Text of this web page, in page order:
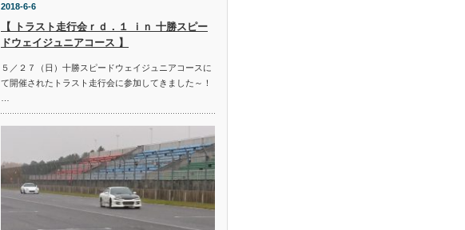
2018-6-6
【 トラスト走行会ｒｄ．１ ｉｎ 十勝スピー
ドウェイジュニアコース 】
５／２７（日）十勝スピードウェイジュニアコースに
て開催されたトラスト走行会に参加してきました～！